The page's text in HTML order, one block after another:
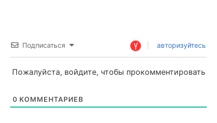
Подписаться авторизуйтесь
Пожалуйста, войдите, чтобы прокомментировать
0 КОММЕНТАРИЕВ